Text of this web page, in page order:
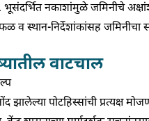
नकाशांमुळे जमिनीचे
व स्थान-निर्देशांकांसह जमिनीचा
वाटचाल
झालेल्या पोटहिस्सांची